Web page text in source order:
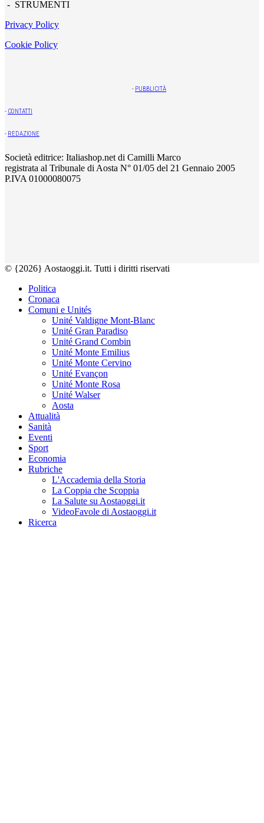
- STRUMENTI
Privacy Policy
Cookie Policy
- PUBBLICITÀ
- CONTATTI
- REDAZIONE
Società editrice: Italiashop.net di Camilli Marco
registrata al Tribunale di Aosta N° 01/05 del 21 Gennaio 2005
P.IVA 01000080075
© {2026} Aostaoggi.it. Tutti i diritti riservati
Politica
Cronaca
Comuni e Unités
Unité Valdigne Mont-Blanc
Unité Gran Paradiso
Unité Grand Combin
Unité Monte Emilius
Unité Monte Cervino
Unité Evançon
Unité Monte Rosa
Unité Walser
Aosta
Attualità
Sanità
Eventi
Sport
Economia
Rubriche
L'Accademia della Storia
La Coppia che Scoppia
La Salute su Aostaoggi.it
VideoFavole di Aostaoggi.it
Ricerca